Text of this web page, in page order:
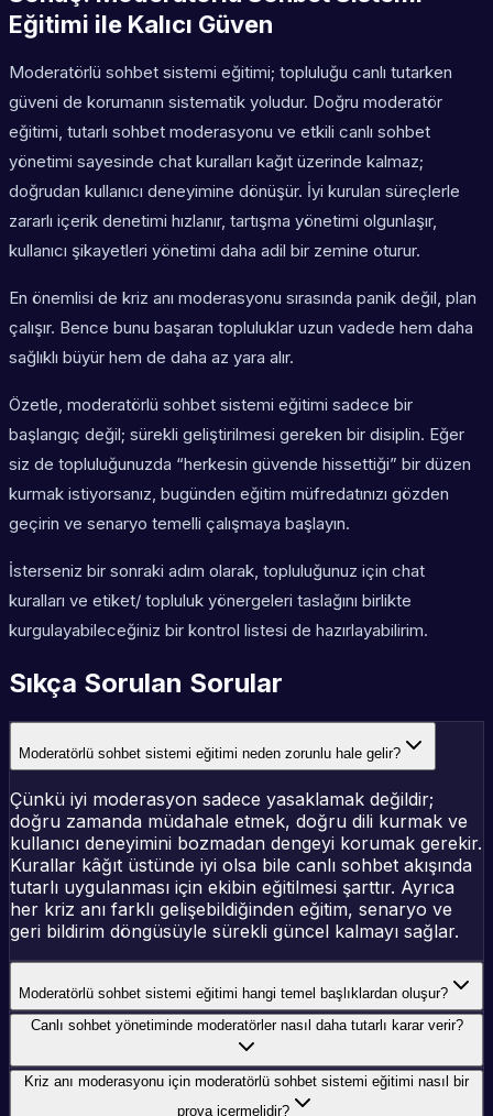
Eğitimi ile Kalıcı Güven
Moderatörlü sohbet sistemi eğitimi; topluluğu canlı tutarken
güveni de korumanın sistematik yoludur. Doğru moderatör
eğitimi, tutarlı sohbet moderasyonu ve etkili canlı sohbet
yönetimi sayesinde chat kuralları kağıt üzerinde kalmaz;
doğrudan kullanıcı deneyimine dönüşür. İyi kurulan süreçlerle
zararlı içerik denetimi hızlanır, tartışma yönetimi olgunlaşır,
kullanıcı şikayetleri yönetimi daha adil bir zemine oturur.
En önemlisi de kriz anı moderasyonu sırasında panik değil, plan
çalışır. Bence bunu başaran topluluklar uzun vadede hem daha
sağlıklı büyür hem de daha az yara alır.
Özetle, moderatörlü sohbet sistemi eğitimi sadece bir
başlangıç değil; sürekli geliştirilmesi gereken bir disiplin. Eğer
siz de topluluğunuzda “herkesin güvende hissettiği” bir düzen
kurmak istiyorsanız, bugünden eğitim müfredatınızı gözden
geçirin ve senaryo temelli çalışmaya başlayın.
İsterseniz bir sonraki adım olarak, topluluğunuz için chat
kuralları ve etiket/ topluluk yönergeleri taslağını birlikte
kurgulayabileceğiniz bir kontrol listesi de hazırlayabilirim.
Sıkça Sorulan Sorular
Moderatörlü sohbet sistemi eğitimi neden zorunlu hale gelir?
Çünkü iyi moderasyon sadece yasaklamak değildir;
doğru zamanda müdahale etmek, doğru dili kurmak ve
kullanıcı deneyimini bozmadan dengeyi korumak gerekir.
Kurallar kâğıt üstünde iyi olsa bile canlı sohbet akışında
tutarlı uygulanması için ekibin eğitilmesi şarttır. Ayrıca
her kriz anı farklı gelişebildiğinden eğitim, senaryo ve
geri bildirim döngüsüyle sürekli güncel kalmayı sağlar.
Moderatörlü sohbet sistemi eğitimi hangi temel başlıklardan oluşur?
Canlı sohbet yönetiminde moderatörler nasıl daha tutarlı karar verir?
Kriz anı moderasyonu için moderatörlü sohbet sistemi eğitimi nasıl bir
prova içermelidir?